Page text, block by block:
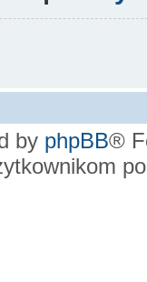
by phpBB®